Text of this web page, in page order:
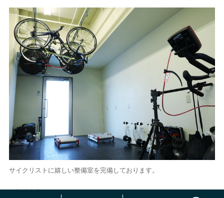
サイクリストに嬉しい整備室を完備しております。